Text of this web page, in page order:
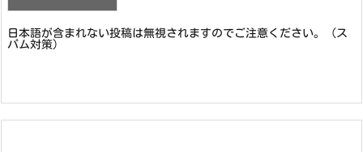
日本語が含まれない投稿は無視されますのでご注意ください。（ス
パム対策）